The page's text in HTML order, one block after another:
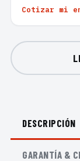
Cotizar mi
DESCRIPCIÓN
GARANTÍA &